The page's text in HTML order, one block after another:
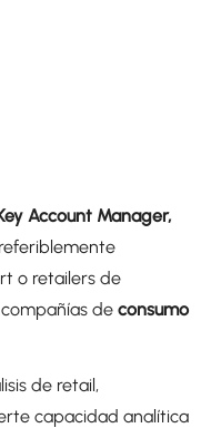
Account Manager,
o retailers de
de consumo
de retail,
capacidad analítica